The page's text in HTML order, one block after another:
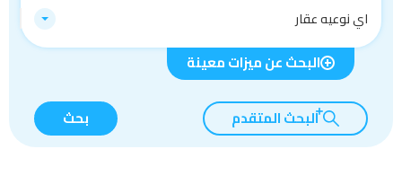
اي نوعيه عقار
البحث عن ميزات معينة
البحث المتقدم بحث